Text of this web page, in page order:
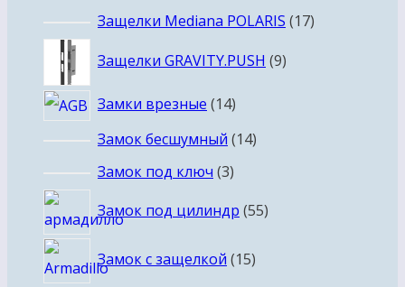
товаров
Защелки Mediana POLARIS 1717
Защелки GRAVITY.PUSH 99
Замки врезные 1414
товаров
Замок бесшумный 1414
Замок под ключ 33
Замок под цилиндр 5555
Замок с защелкой 1515